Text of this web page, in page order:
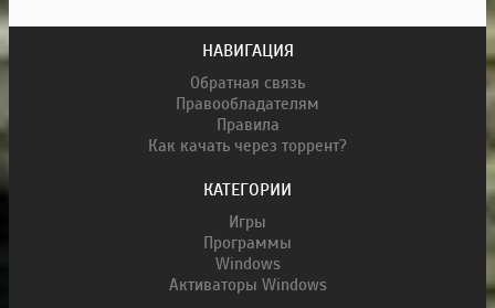
НАВИГАЦИЯ
Обратная связь
Правообладателям
Правила
Как качать через торрент?
КАТЕГОРИИ
Игры
Программы
Windows
Активаторы Windows